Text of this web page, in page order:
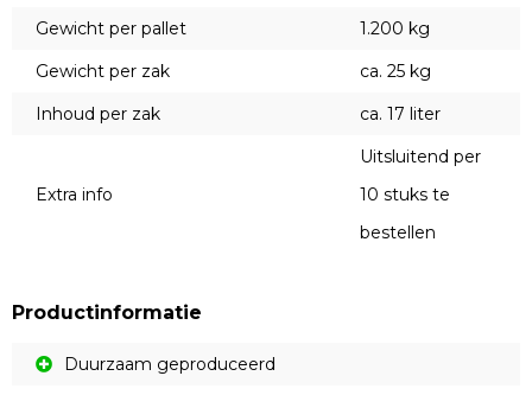
Gewicht per pallet
1.200 kg
Gewicht per zak
ca. 25 kg
Inhoud per zak
ca. 17 liter
Extra info
Uitsluitend per
10 stuks te
bestellen
Productinformatie
Duurzaam geproduceerd